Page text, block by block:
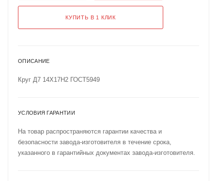
КУПИТЬ В 1 КЛИК
ОПИСАНИЕ
Круг Д7 14Х17Н2 ГОСТ5949
УСЛОВИЯ ГАРАНТИИ
На товар распространяются гарантии качества и
безопасности завода-изготовителя в течение срока,
указанного в гарантийных документах завода-изготовителя.